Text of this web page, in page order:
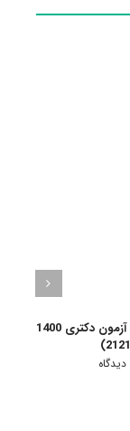
دانلود سوالات آزمون دکتری 1400